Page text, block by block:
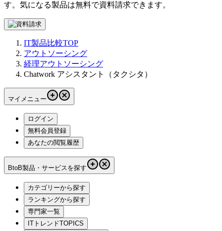
す。気になる製品は無料で資料請求できます。
IT製品比較TOP
アウトソーシング
経理アウトソーシング
Chatwork アシスタント（タクシタ）
マイメニュー
ログイン
無料会員登録
あなたの閲覧履歴
BtoB製品・サービスを探す
カテゴリーから探す
ランキングから探す
専門家一覧
ITトレンドTOPICS